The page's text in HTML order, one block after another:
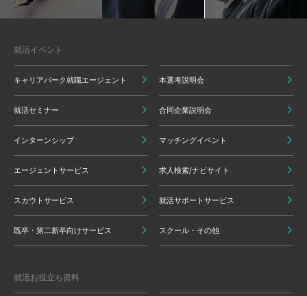
就活イベント
キャリアパーク就職エージェント 本選考説明会
就活セミナー 合同企業説明会
インターンシップ マッチングイベント
エージェントサービス 求人検索/ナビサイト
スカウトサービス 就活サポートサービス
既卒・第二新卒向けサービス スクール・その他
就活お役立ち資料